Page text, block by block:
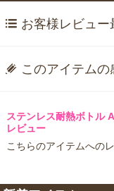
お客様レビュー
このアイテムの
ステンレス耐熱ボトル
レビュー
こちらのアイテムへの